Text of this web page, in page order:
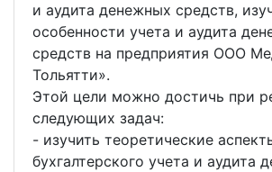
и аудита денежных средств,
особенности учета и аудита
средств на предприятия ООО
Тольятти».
Этой цели можно достичь при
следующих задач:
- изучить теоретические
бухгалтерского учета и аудита